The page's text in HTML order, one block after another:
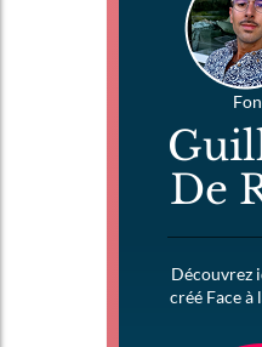
De
Découvrez
créé Face à